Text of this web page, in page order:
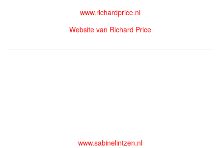
www.richardprice.nl
Website van Richard Price
www.sabinelintzen.nl